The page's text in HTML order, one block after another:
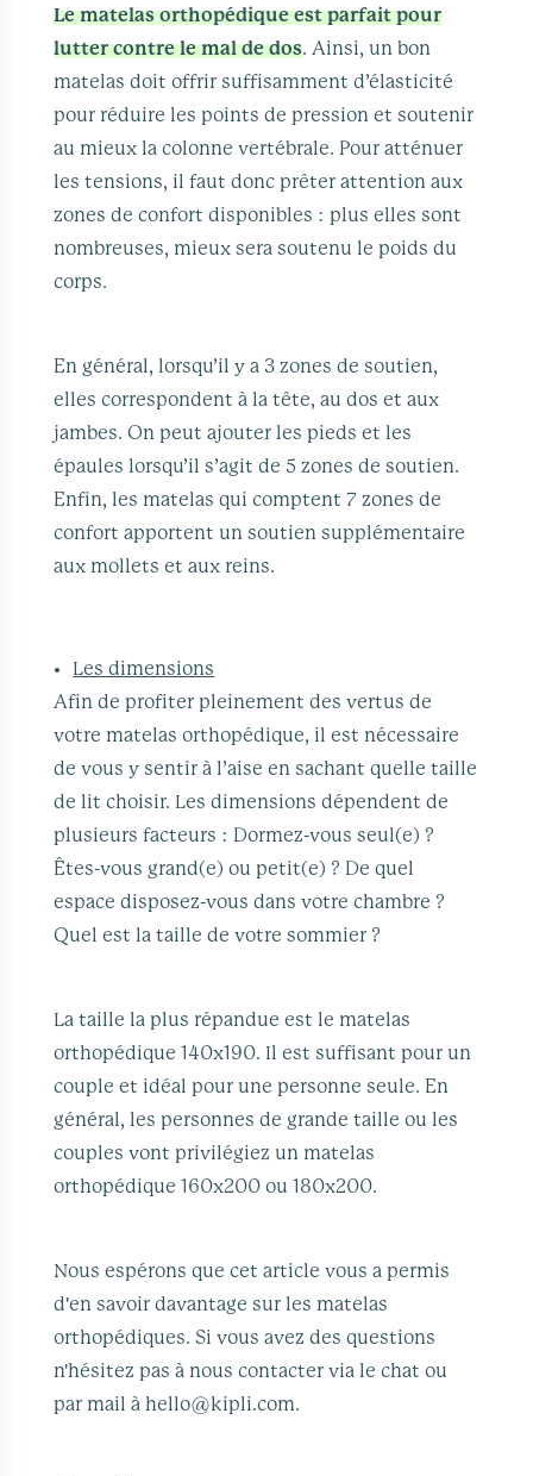
Le matelas orthopédique est parfait pour
lutter contre le mal de dos. Ainsi, un bon
matelas doit offrir suffisamment d’élasticité
pour réduire les points de pression et soutenir
au mieux la colonne vertébrale. Pour atténuer
les tensions, il faut donc prêter attention aux
zones de confort disponibles : plus elles sont
nombreuses, mieux sera soutenu le poids du
corps.
En général, lorsqu’il y a 3 zones de soutien,
elles correspondent à la tête, au dos et aux
jambes. On peut ajouter les pieds et les
épaules lorsqu’il s’agit de 5 zones de soutien.
Enfin, les matelas qui comptent 7 zones de
confort apportent un soutien supplémentaire
aux mollets et aux reins.
Les dimensions
Afin de profiter pleinement des vertus de
votre matelas orthopédique, il est nécessaire
de vous y sentir à l’aise en sachantquelle taille
de lit choisir. Les dimensions dépendent de
plusieurs facteurs : Dormez-vous seul(e) ?
Êtes-vous grand(e) ou petit(e) ? De quel
espace disposez-vous dans votre chambre ?
Quel est la taille de votre sommier ?
La taille la plus répandue est le matelas
orthopédique 140x190. Il est suffisant pour un
couple et idéal pour une personne seule. En
général, les personnes de grande taille ou les
couples vont privilégiez un matelas
orthopédique 160x200 ou 180x200.
Nous espérons que cet article vous a permis
d'en savoir davantage sur les matelas
orthopédiques. Si vous avez des questions
n'hésitez pas à nous contacter via le chat ou
par mail à hello@kipli.com.